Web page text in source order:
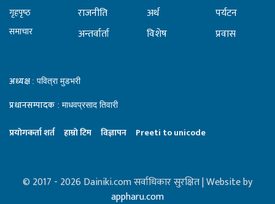
गृहपृष्‍ठ
समाचार
राजनीति
अन्तर्वार्ता
अर्थ
विशेष
पर्यटन
प्रवास
अध्यक्ष : पवित्रा मुडभरी
प्रधानसम्पादक : माधवप्रसाद तिवारी
प्रयाेगकर्ता शर्त हाम्राे टिम विज्ञापन Preeti to unicode
© 2017 - 2026 Dainiki.com सर्वाधिकार सुरक्षित | Website by
appharu.com